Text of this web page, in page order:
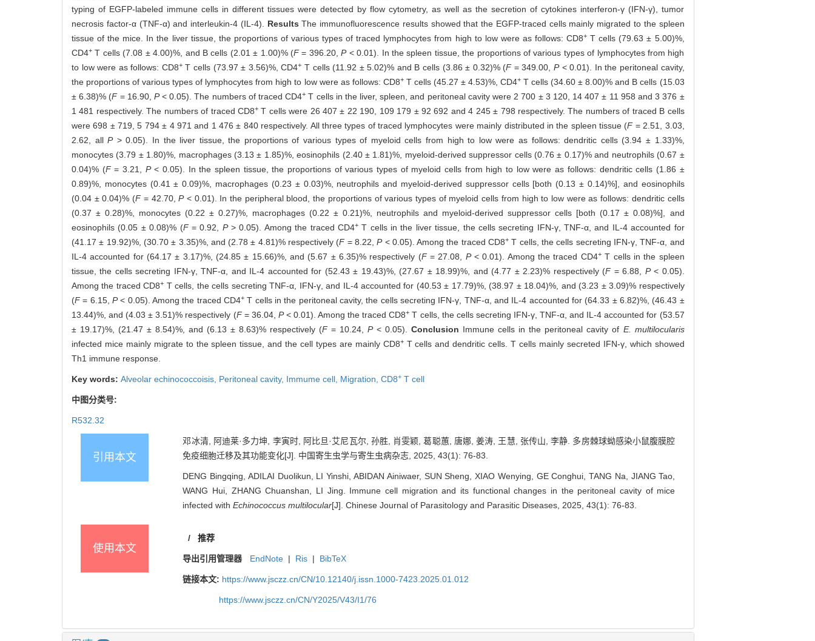
typing of EGFP-labeled immune cells in different tissues were detected by flow cytometry, as well as the secretion of cytokines interferon-γ (IFN-γ), tumor
necrosis factor-α (TNF-α) and interleukin-4 (IL-4). ResultsThe immunofluorescence results showed that the EGFP-traced cells mainly migrated to the spleen
tissue of the mice. In the liver tissue, the proportions of various types of traced lymphocytes from high to low were as follows: CD8+ T cells (79.63 ± 5.00)%,
CD4+ T cells (7.08 ± 4.00)%, and B cells (2.01 ± 1.00)% (F = 396.20,P< 0.01). In the spleen tissue, the proportions of various types of lymphocytes from high
to low were as follows: CD8+T cells (73.97 ± 3.56)%, CD4+ T cells (11.92 ± 5.02)% and B cells (3.86 ± 0.32)% (F = 349.00,P< 0.01). In the peritoneal cavity,
the proportions of various types of lymphocytes from high to low were as follows: CD8+T cells (45.27 ± 4.53)%, CD4+ T cells (34.60 ± 8.00)% and B cells (15.03
± 6.38)% (F = 16.90, P< 0.05). The numbers of traced CD4+ T cells in the liver, spleen, and peritoneal cavity were 2 700 ± 3 120, 14 407 ± 11 958 and 3 376 ±
1 481 respectively. The numbers of traced CD8+T cells were 26 407 ± 22 190, 109 179 ± 92 692 and 4 245 ± 798 respectively. The numbers of traced B cells
were 698 ± 719, 5 794 ± 4 971 and 1 476 ± 840 respectively. All three types of traced lymphocytes were mainly distributed in the spleen tissue (F = 2.51, 3.03,
2.62, allP> 0.05). In the liver tissue, the proportions of various types of myeloid cells from high to low were as follows: dendritic cells (3.94 ± 1.33)%,
monocytes (3.79 ± 1.80)%, macrophages (3.13 ± 1.85)%, eosinophils (2.40 ± 1.81)%, myeloid-derived suppressor cells (0.76 ± 0.17)% and neutrophils (0.67 ±
0.04)% (F= 3.21, P< 0.05). In the spleen tissue, the proportions of various types of myeloid cells from high to low were as follows: dendritic cells (1.86 ±
0.89)%, monocytes (0.41 ± 0.09)%, macrophages (0.23 ± 0.03)%, neutrophils and myeloid-derived suppressor cells [both (0.13 ± 0.14)%], and eosinophils
(0.04 ± 0.04)% (F = 42.70,P< 0.01). In the peripheral blood, the proportions of various types of myeloid cells from high to low were as follows: dendritic cells
(0.37 ± 0.28)%, monocytes (0.22 ± 0.27)%, macrophages (0.22 ± 0.21)%, neutrophils and myeloid-derived suppressor cells [both (0.17 ± 0.08)%], and
eosinophils (0.05 ± 0.08)% (F= 0.92, P> 0.05). Among the traced CD4+T cells in the liver tissue, the cells secreting IFN-γ, TNF-α, and IL-4 accounted for
(41.17 ± 19.92)%, (30.70 ± 3.35)%, and (2.78 ± 4.81)% respectively (F = 8.22,P< 0.05). Among the traced CD8+ T cells, the cells secreting IFN-γ, TNF-α, and
IL-4 accounted for (64.17 ± 3.17)%, (24.85 ± 15.66)%, and (5.67 ± 6.35)% respectively (F= 27.08, P< 0.01). Among the traced CD4+T cells in the spleen
tissue, the cells secreting IFN-γ, TNF-α, and IL-4 accounted for (52.43 ± 19.43)%, (27.67 ± 18.99)%, and (4.77 ± 2.23)% respectively (F = 6.88, P< 0.05).
Among the traced CD8+ T cells, the cells secreting TNF-α, IFN-γ, and IL-4 accounted for (40.53 ± 17.79)%, (38.97 ± 18.04)%, and (3.23 ± 3.09)% respectively
(F = 6.15, P< 0.05). Among the traced CD4+T cells in the peritoneal cavity, the cells secreting IFN-γ, TNF-α, and IL-4 accounted for (64.33 ± 6.82)%, (46.43 ±
13.44)%, and (4.03 ± 3.51)% respectively (F= 36.04, P< 0.01). Among the traced CD8+ T cells, the cells secreting IFN-γ, TNF-α, and IL-4 accounted for (53.57
± 19.17)%, (21.47 ± 8.54)%, and (6.13 ± 8.63)% respectively (F = 10.24,P< 0.05).Conclusion Immune cells in the peritoneal cavity of E. multilocularis
infected mice mainly migrate to the spleen tissue, and the cell types are mainly CD8+T cells and dendritic cells. T cells mainly secreted IFN-γ, which showed
Th1 immune response.
Key words: Alveolar echinococcoisis, Peritoneal cavity, Immume cell, Migration, CD8+ T cell
中图分类号:
R532.32
引用本文
邓冰清, 阿迪莱·多力坤, 李寅时, 阿比旦·艾尼瓦尔, 孙胜, 肖雯颖, 葛聪蕙, 唐娜, 姜涛, 王慧, 张传山, 李静. 多房棘球蚴感染小鼠腹膜腔
免疫细胞迁移及其功能变化[J]. 中国寄生虫学与寄生虫病杂志, 2025, 43(1): 76-83.
DENG Bingqing, ADILAI Duolikun, LI Yinshi, ABIDAN Ainiwaer, SUN Sheng, XIAO Wenying, GE Conghui, TANG Na, JIANG Tao,
WANG Hui, ZHANG Chuanshan, LI Jing. Immune cell migration and its functional changes in the peritoneal cavity of mice
infected withEchinococcus multilocular[J]. Chinese Journal of Parasitology and Parasitic Diseases, 2025, 43(1): 76-83.
使用本文
/ 推荐
导出引用管理器 EndNote | Ris | BibTeX
链接本文: https://www.jsczz.cn/CN/10.12140/j.issn.1000-7423.2025.01.012
https://www.jsczz.cn/CN/Y2025/V43/I1/76